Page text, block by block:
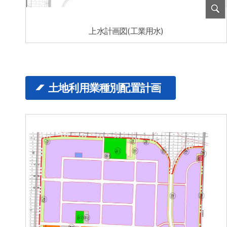
上水計画図(工業用水)
土地利用業種別配置計画